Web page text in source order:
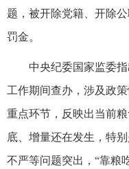
题，被开除党籍、开除
罚金。
中央纪委国家监委
工作期间查办，涉及政
重点环节，反映出当前
底、增量还在发生，特
不严等问题突出，“靠粮